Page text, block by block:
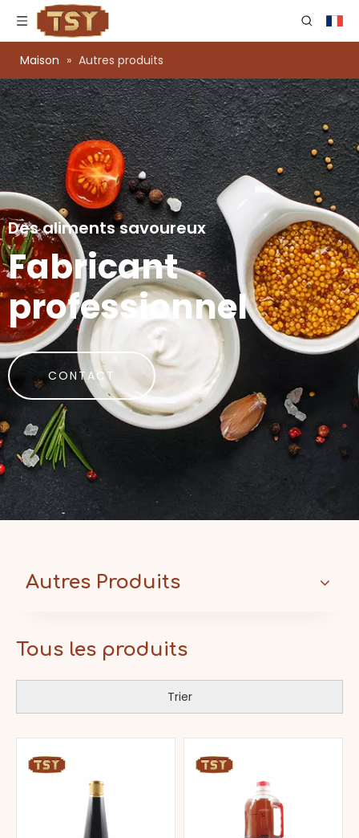
Maison » Autres produits
Des aliments savoureux
Fabricant
professionnel
CONTACT
Autres Produits
Tous les produits
Trier